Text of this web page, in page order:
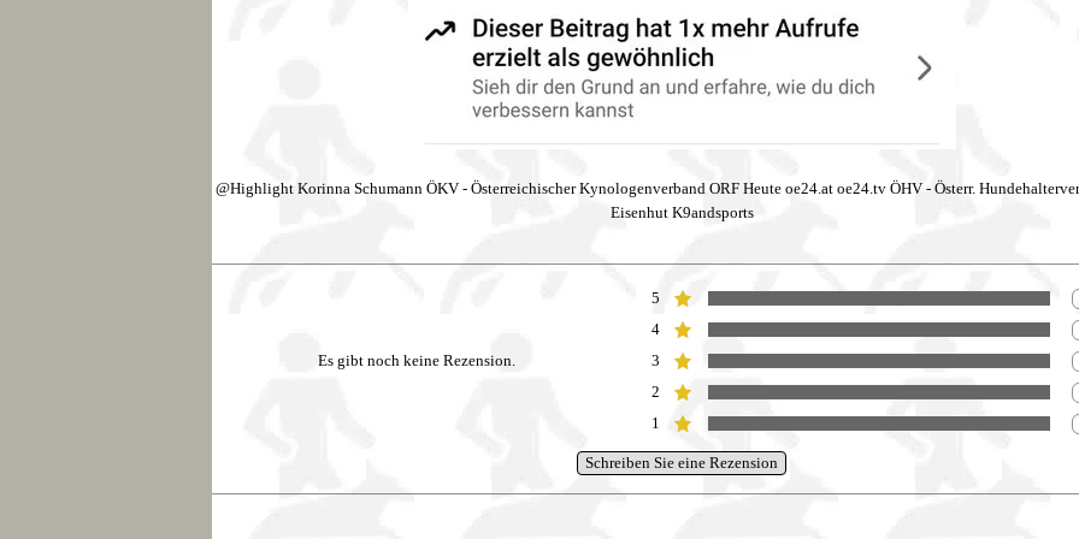
@Highlight Korinna Schumann ÖKV - Österreichischer Kynologenverband ORF Heute oe24.at oe24.tv ÖHV - Österr.
Eisenhut K9andsports
Es gibt noch keine Rezension.
Bewertung:
5
Bewertung:
4
Bewertung:
3
Bewertung:
2
Bewertung:
1